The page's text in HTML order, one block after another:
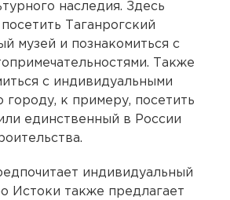
наследия. Здесь
Таганрогский
музей и познакомиться с
Также
с индивидуальными
городу, к примеру, посетить
единственный в России
индивидуальный
Истоки также предлагает